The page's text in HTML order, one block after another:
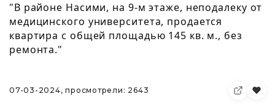
"В районе Насими, на 9-м этаже, неподалеку от
медицинского университета, продается
квартира с общей площадью 145 кв. м., без
ремонта."
07-03-2024, просмотрели: 2643